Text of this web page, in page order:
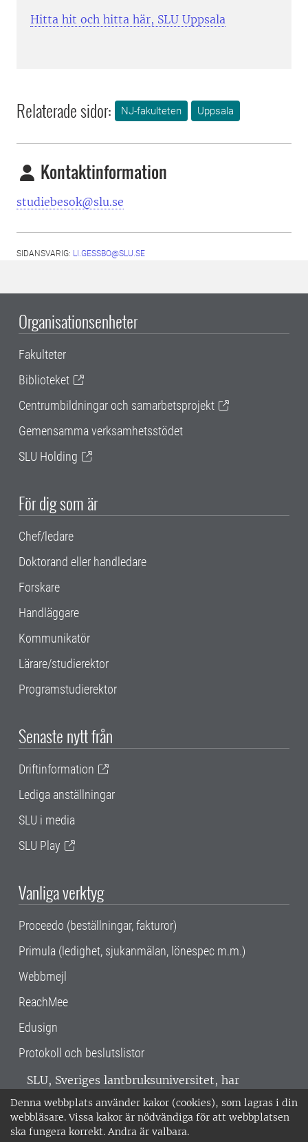
Denna webbplats använder kakor (cookies), som lagras i din
webbläsare. Vissa kakor är nödvändiga för att webbplatsen
ska fungera korrekt. Andra är valbara.
Hitta hit och hitta här, SLU Uppsala
Relaterade sidor: NJ-fakulteten Uppsala
Kontaktinformation
studiebesok@slu.se
SIDANSVARIG: LI.GESSBO@SLU.SE
Organisationsenheter
Fakulteter
Biblioteket
Centrumbildningar och samarbetsprojekt
Gemensamma verksamhetsstödet
SLU Holding
För dig som är
Chef/ledare
Doktorand eller handledare
Forskare
Handläggare
Kommunikatör
Lärare/studierektor
Programstudierektor
Senaste nytt från
Driftinformation
Lediga anställningar
SLU i media
SLU Play
Vanliga verktyg
Proceedo (beställningar, fakturor)
Primula (ledighet, sjukanmälan, lönespec m.m.)
Webbmejl
ReachMee
Edusign
Protokoll och beslutslistor
SLU, Sveriges lantbruksuniversitet, har
verksamhet över hela Sverige. Huvudorter är
Alnarp, Uppsala och Umeå.SLU är
miljöcertifierat enligt ISO 14001. •